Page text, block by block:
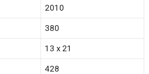
2010
380
13 x 21
428